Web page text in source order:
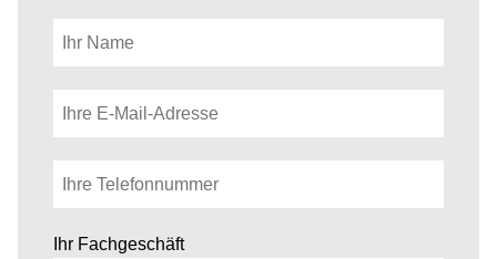
Ihr Fachgeschäft